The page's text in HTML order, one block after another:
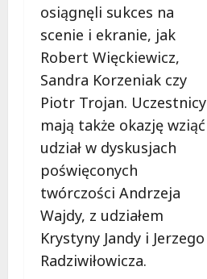
osiągnęli sukces na
scenie i ekranie, jak
Robert Więckiewicz,
Sandra Korzeniak czy
Piotr Trojan. Uczestnicy
mają także okazję wziąć
udział w dyskusjach
poświęconych
twórczości Andrzeja
Wajdy, z udziałem
Krystyny Jandy i Jerzego
Radziwiłowicza.